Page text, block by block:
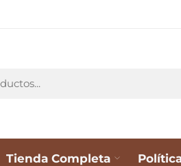
Tienda Completa